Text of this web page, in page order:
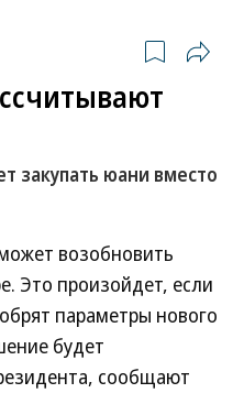
закупать юани вместо
возобновить
Это произойдет, если
параметры нового
будет
сообщают